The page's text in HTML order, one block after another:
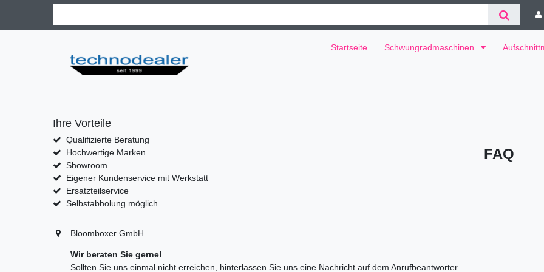
Startseite Schwungradmaschinen
Ihre Vorteile
Qualifizierte Beratung
Hochwertige Marken
Showroom
Eigener Kundenservice mit Werkstatt
Ersatzteilservice
Selbstabholung möglich
FAQ
Bloomboxer GmbH
Wir beraten Sie gerne!
Sollten Sie uns einmal nicht erreichen, hinterlassen Sie uns eine Nachricht auf dem Anrufbeantworter